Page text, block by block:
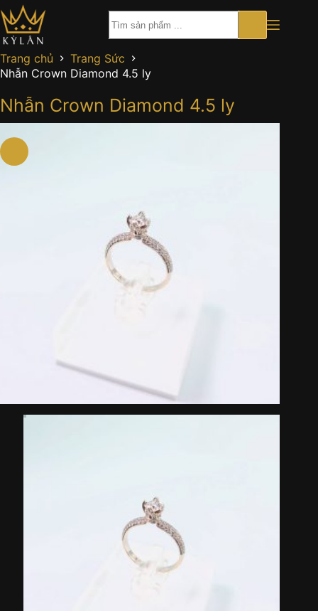
Chuyển
đến
phần
nội
dung
Trang chủ
Trang Sức
Nhẫn Crown Diamond 4.5 ly
Nhẫn Crown Diamond 4.5 ly